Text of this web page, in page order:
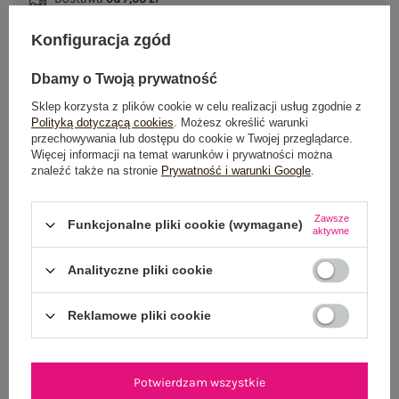
Do darmowej dostawy brakuje
Wysyłka jutro
100 dni na zwrot
GŁÓWNE PARAMETRY
OPINIE O PRODUKCIE (1)
WYSYŁKA I DOSTAWA
Konfiguracja zgód
Dbamy o Twoją prywatność
Sklep korzysta z plików cookie w celu realizacji usług zgodnie z
Polityką dotyczącą cookies. Możesz określić warunki
przechowywania lub dostępu do cookie w Twojej przeglądarce.
Więcej informacji na temat warunków i prywatności można
znaleźć także na stronie Prywatność i warunki Google.
Funkcjonalne pliki cookie (wymagane) Zawsze
aktywne
Analityczne pliki cookie
Reklamowe pliki cookie
Potwierdzam wszystkie